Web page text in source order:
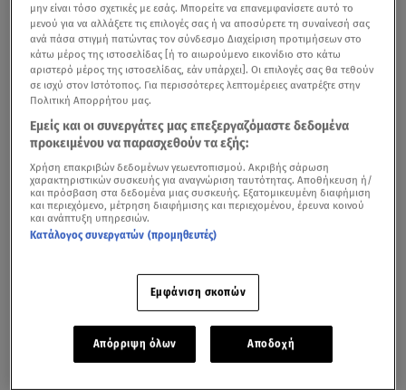
μην είναι τόσο σχετικές με εσάς. Μπορείτε να επανεμφανίσετε αυτό το
μενού για να αλλάξετε τις επιλογές σας ή να αποσύρετε τη συναίνεσή σας
ανά πάσα στιγμή πατώντας τον σύνδεσμο Διαχείριση προτιμήσεων στο
κάτω μέρος της ιστοσελίδας [ή το αιωρούμενο εικονίδιο στο κάτω
αριστερό μέρος της ιστοσελίδας, εάν υπάρχει]. Οι επιλογές σας θα τεθούν
σε ισχύ στον Ιστότοπος. Για περισσότερες λεπτομέρειες ανατρέξτε στην
Πολιτική Απορρήτου μας.
Εμείς και οι συνεργάτες μας επεξεργαζόμαστε δεδομένα
προκειμένου να παρασχεθούν τα εξής:
Χρήση επακριβών δεδομένων γεωεντοπισμού. Ακριβής σάρωση
χαρακτηριστικών συσκευής για αναγνώριση ταυτότητας. Αποθήκευση ή/
και πρόσβαση στα δεδομένα μιας συσκευής. Εξατομικευμένη διαφήμιση
και περιεχόμενο, μέτρηση διαφήμισης και περιεχομένου, έρευνα κοινού
και ανάπτυξη υπηρεσιών.
Κατάλογος συνεργατών (προμηθευτές)
Εμφάνιση σκοπών
Απόρριψη όλων Αποδοχή